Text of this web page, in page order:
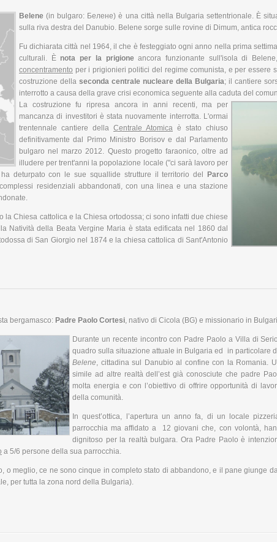
Belene (in bulgaro: Белене) è una città nella Bulgaria settentrionale. È
sulla riva destra del Danubio. Belene sorge sulle rovine di Dimum, antica
Fu dichiarata città nel 1964, il che è festeggiato ogni anno nella prima
culturali. È nota per la prigioneancora funzionante sull'isola di
concentramento per i prigionieri politici del regime comunista, e per essere
costruzione dellaseconda centrale nucleare della Bulgaria; il cantiere
interrotto a causa della grave crisi economica seguente alla caduta del
La costruzione fu ripresa ancora in anni recenti, ma per
mancanza di investitori è stata nuovamente interrotta. L'ormai
trentennale cantiere della Centrale Atomica è stato chiuso
definitivamente dal Primo Ministro Borisov e dal Parlamento
bulgaro nel marzo 2012. Questo progetto faraonico, oltre ad
illudere per trent'anni la popolazione locale ("ci sarà lavoro per
deturpato con le sue squallide strutture il territorio del Parco
residenziali abbandonati, con una linea e una stazione
Chiesa cattolica e la Chiesa ortodossa; ci sono infatti due chiese
Natività della Beata Vergine Maria è stata edificata nel 1860 dal
di San Giorgio nel 1874 e la chiesa cattolica di Sant'Antonio
bergamasco: Padre Paolo Cortesi, nativo di Cicola (BG) e missionario in
Durante un recente incontro con Padre Paolo a Villa di
quadro sulla situazione attuale in Bulgaria ed in particolare
Belene, cittadina sul Danubio al confine con la Romania.
simile ad altre realtà dell’est già conosciute che padre
molta energia e con l’obiettivo di offrire opportunità di
della comunità.
In quest’ottica, l’apertura un anno fa, di un locale
parrocchia ma affidato a 12 giovani che, con volontà,
dignitoso per la realtà bulgara. Ora Padre Paolo è
a 5/6 persone della sua parrocchia.
o meglio, ce ne sono cinque in completo stato di abbandono, e il pane giunge
per tutta la zona nord della Bulgaria).